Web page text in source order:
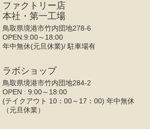
ファクトリー店
本社・第一工場
鳥取県境港市竹内団地278-6
OPEN:9:00～18:00
年中無休(元旦休業)/ 駐車場有
ラボショップ
鳥取県境港市竹内団地284-2
OPEN : 9:00～18:00
(テイクアウト 10：00～17：00) 年中無休
（元旦休業）